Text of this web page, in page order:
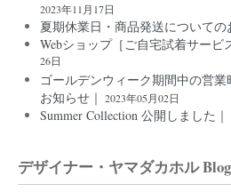
2023年11月17日
夏期休業日・商品発送についての
Webショップ［ご自宅試着サービ
26日
ゴールデンウィーク期間中の営
お知らせ｜ 2023年05月02日
Summer Collection 公開しました｜
デザイナー・ヤマダカホル Blog